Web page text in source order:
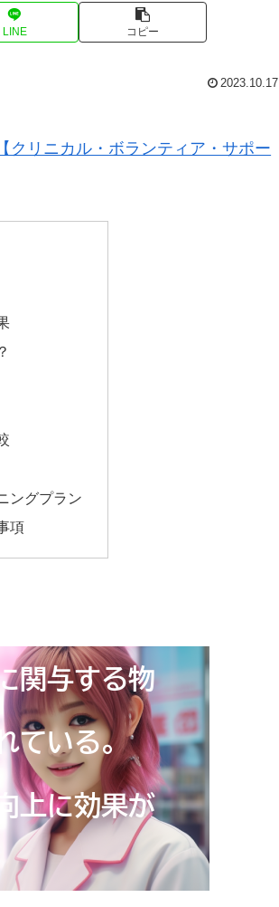
LINE コピー
2023.10.17
クリニカル・ボランティア・サポー
ングプラン
項